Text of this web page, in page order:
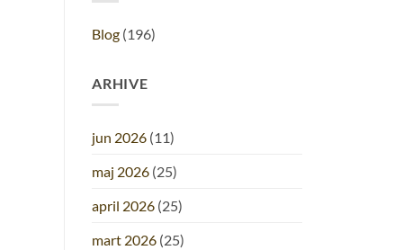
Blog (196)
ARHIVE
jun 2026 (11)
maj 2026 (25)
april 2026 (25)
mart 2026 (25)